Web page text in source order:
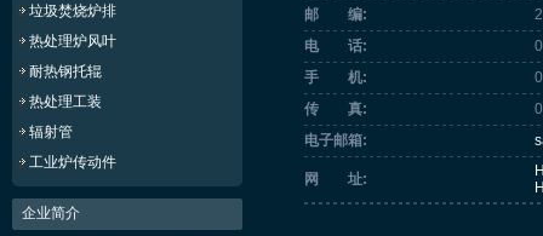
垃圾焚烧炉排
热处理炉风叶
耐热钢托辊
热处理工装
辐射管
工业炉传动件
企业简介
邮 编:
电 话:
手 机:
传 真:
电子邮箱:
网 址: